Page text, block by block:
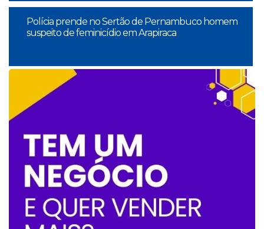
Polícia prende no Sertão de Pernambuco homem
suspeito de feminicídio em Arapiraca